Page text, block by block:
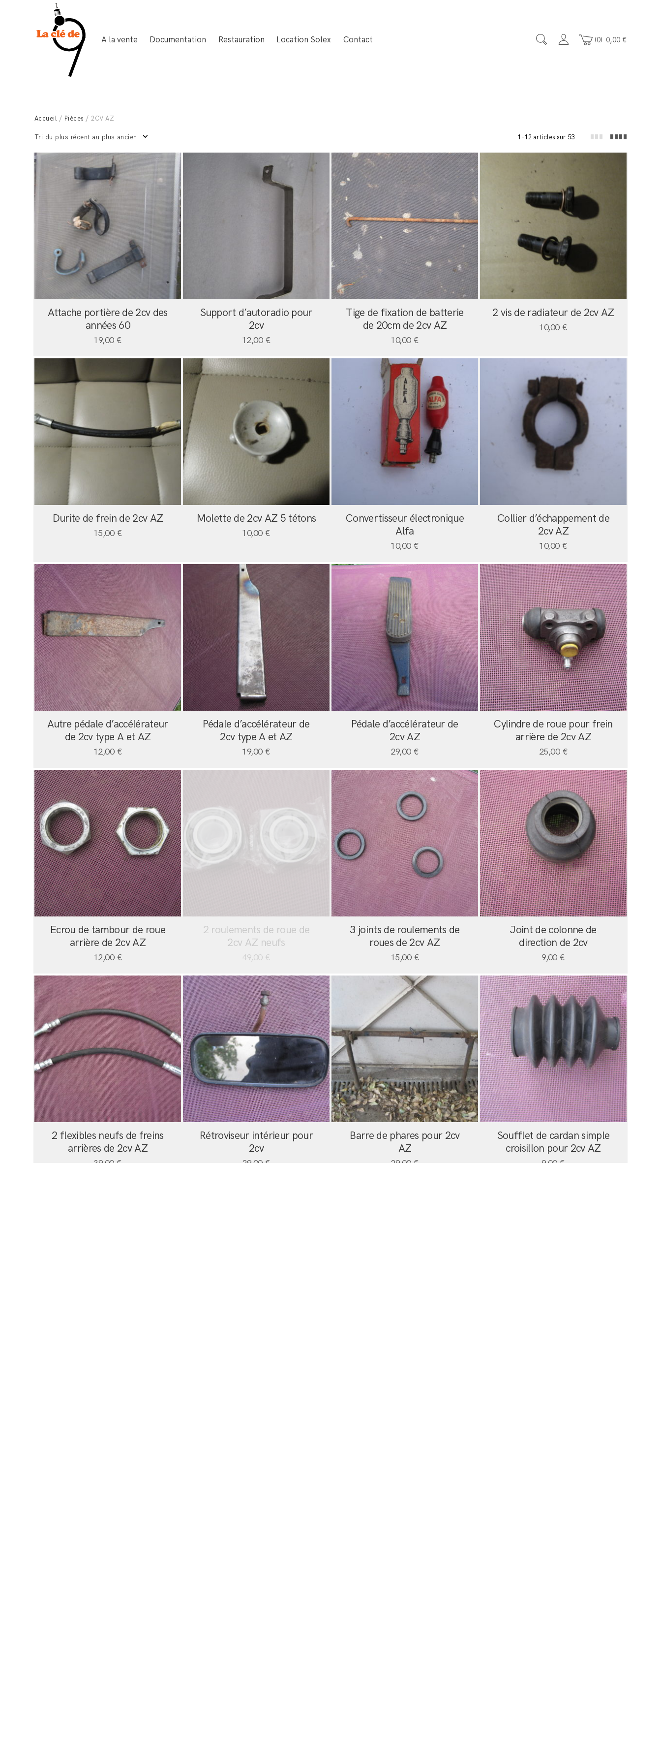
A la vente Documentation Restauration Location Solex Contact 0 0,00 €
Accueil / Pièces / 2CV AZ
1–12 articles sur 53
Tri du plus récent au plus ancien
Attache portière de 2cv des
années 60
19,00 €
Support d’autoradio pour
2cv
12,00 €
Tige de fixation de batterie
de 20cm de 2cv AZ
10,00 €
2 vis de radiateur de 2cv AZ
10,00 €
Durite de frein de 2cv AZ
15,00 €
Molette de 2cv AZ 5 tétons
10,00 €
Convertisseur électronique
Alfa
10,00 €
Collier d’échappement de
2cv AZ
10,00 €
Autre pédale d’accélérateur
de 2cv type A et AZ
12,00 €
Pédale d’accélérateur de
2cv type A et AZ
19,00 €
Pédale d’accélérateur de
2cv AZ
29,00 €
Cylindre de roue pour frein
arrière de 2cv AZ
25,00 €
Ecrou de tambour de roue
arrière de 2cv AZ
12,00 €
2 roulements de roue de
2cv AZ neufs
49,00 €
3 joints de roulements de
roues de 2cv AZ
15,00 €
Joint de colonne de
direction de 2cv
9,00 €
2 flexibles neufs de freins
arrières de 2cv AZ
39,00 €
Rétroviseur intérieur pour
2cv
29,00 €
Barre de phares pour 2cv
AZ
29,00 €
Soufflet de cardan simple
croisillon pour 2cv AZ
9,00 €